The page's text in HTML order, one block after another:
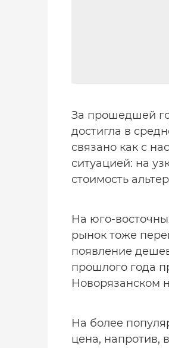
За прошедшей
достигла в
связано как с
ситуацией: на
стоимость
На юго-
рынок тоже
появление
прошлого года
Новорязанском
На более
цена, напротив,